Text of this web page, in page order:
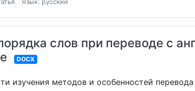
Язык: русский
слов при переводе с
DOCX
изучения методов и особенностей